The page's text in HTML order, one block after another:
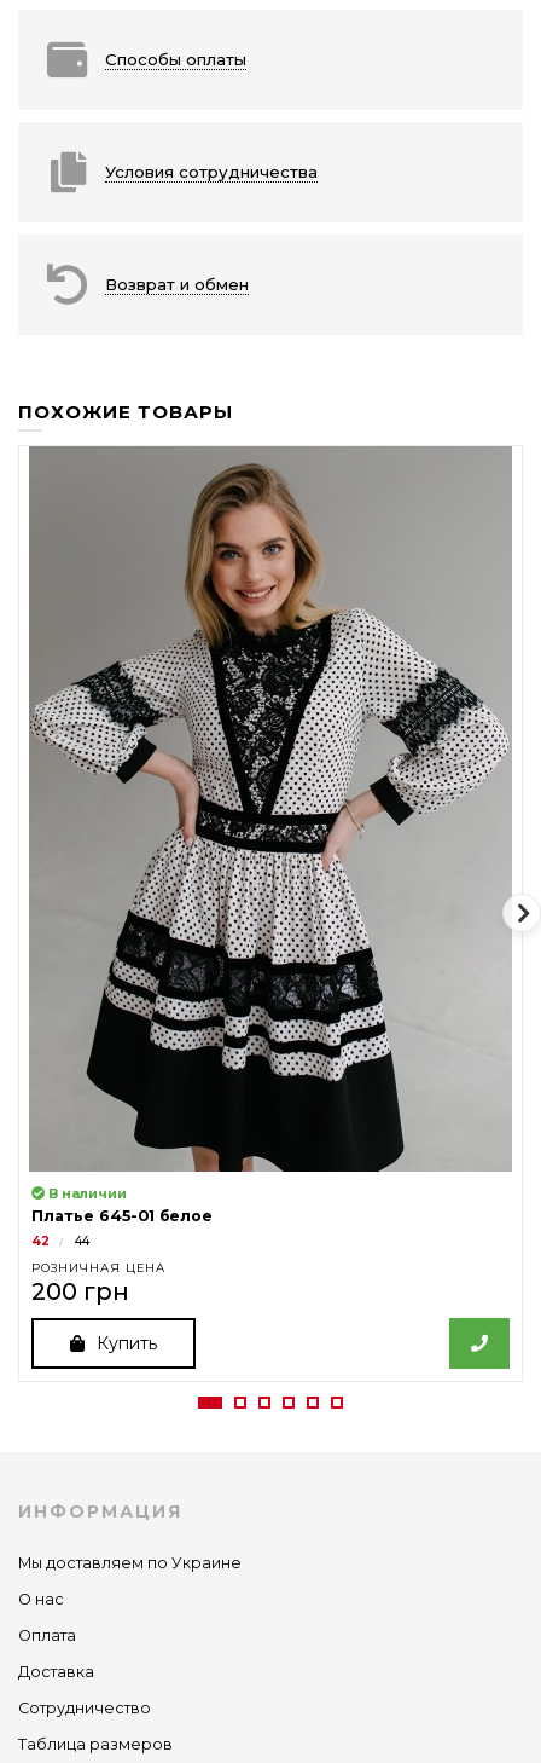
Способы оплаты
Условия сотрудничества
Возврат и обмен
ПОХОЖИЕ ТОВАРЫ
В наличии
Платье 645-01 белое
42 44
РОЗНИЧНАЯ ЦЕНА
200 грн
Купить
ИНФОРМАЦИЯ
Мы доставляем по Украине
О нас
Оплата
Доставка
Сотрудничество
Таблица размеров